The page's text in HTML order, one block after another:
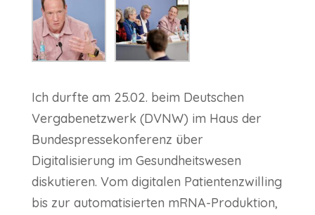
Ich durfte am 25.02. beim Deutschen
Vergabenetzwerk (DVNW) im Haus der
Bundespressekonferenz über
Digitalisierung im Gesundheitswesen
diskutieren. Vom digitalen Patientenzwilling
bis zur automatisierten mRNA-Produktion,